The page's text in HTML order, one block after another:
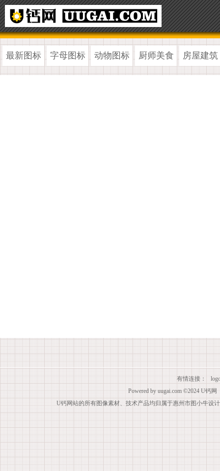
最新图标 字母图标 动物图标 厨师美食 房屋建筑
有情连接：
Powered by uugai.com ©2024 U钙网
U钙网站的所有图像素材、技术产品均归属于惠州市图小牛设